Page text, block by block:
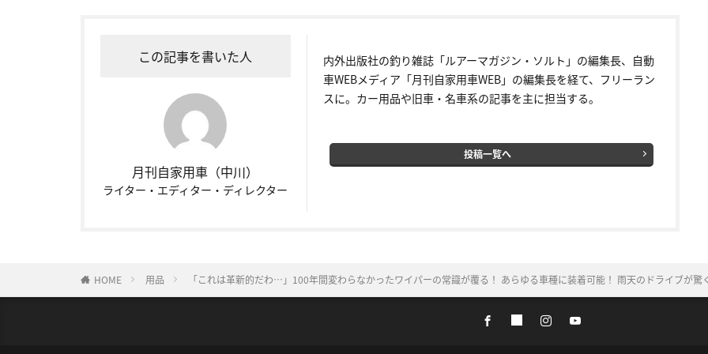
この記事を書いた人
月刊自家用車（中川）
ライター・エディター・ディレクター
内外出版社の釣り雑誌「ルアーマガジン・ソルト」の編集長、自動
車WEBメディア「月刊自家用車WEB」の編集長を経て、フリーラン
スに。カー用品や旧車・名車系の記事を主に担当する。
投稿一覧へ
HOME 用品 「これは革新的だわ…」100年間変わらなかったワイパーの常識が覆る！ あらゆる車種に装着可能！ 雨天のドライブが驚